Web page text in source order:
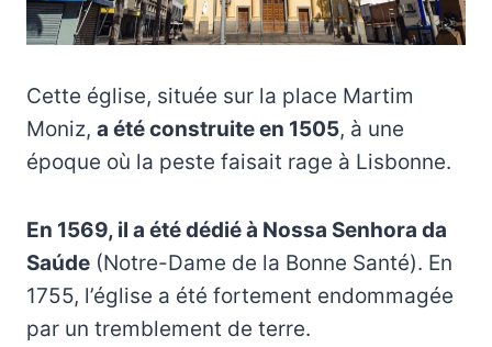
Cette église, située sur la place Martim
Moniz, a été construite en 1505, à une
époque où la peste faisait rage à Lisbonne.
En 1569, il a été dédié à Nossa Senhora da
Saúde (Notre-Dame de la Bonne Santé). En
1755, l’église a été fortement endommagée
par un tremblement de terre.